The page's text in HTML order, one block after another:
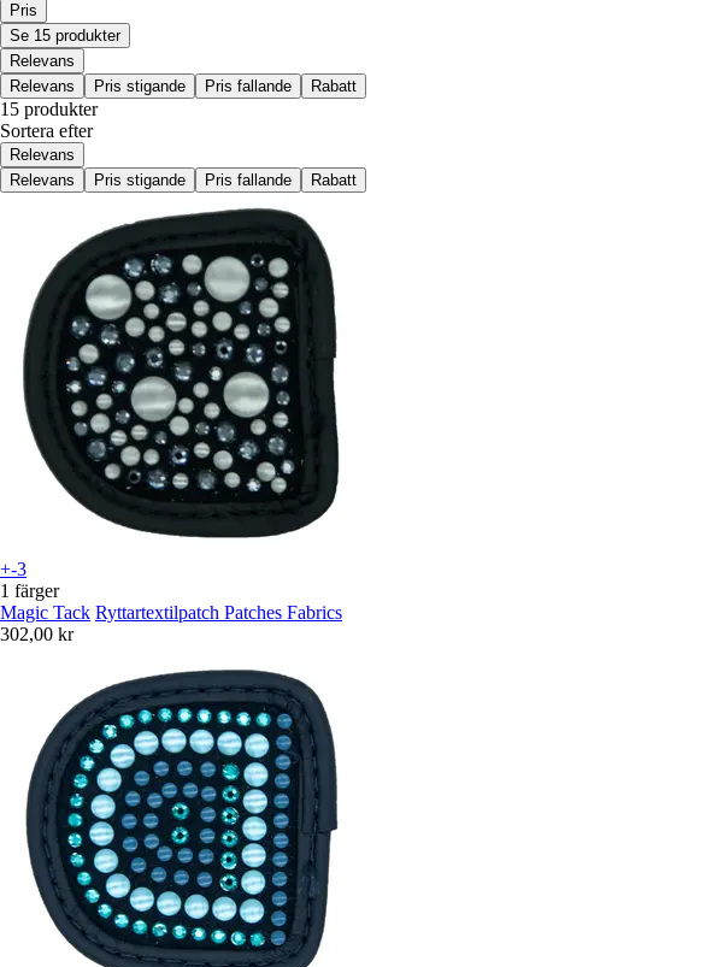
Pris
Se 15 produkter
Relevans
Relevans
Pris stigande Pris fallande Rabatt
15 produkter
Sortera efter
Relevans
Relevans
Pris stigande Pris fallande Rabatt
+-3
1 färger
Magic Tack Ryttartextilpatch Patches Fabrics
302,00 kr